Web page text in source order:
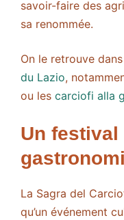
savoir-faire des
sa renommée.
On le retrouve
du Lazio,
ou les carciofi alla
Un festival
La Sagra del
qu’un événement